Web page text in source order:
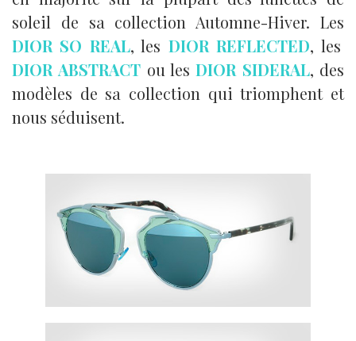
soleil de sa collection Automne-Hiver. Les
DIOR SO REAL, les DIOR REFLECTED, les
DIOR ABSTRACT ou les DIOR SIDERAL, des
modèles de sa collection qui triomphent et
nous séduisent.